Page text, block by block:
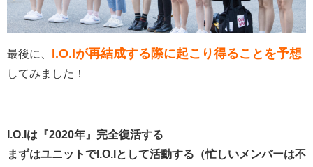
最後に、 I.O.Iが再結成する際に起こり得ることを予想
してみました！
I.O.Iは『2020年』完全復活する
まずはユニットでI.O.Iとして活動する（忙しいメンバーは不